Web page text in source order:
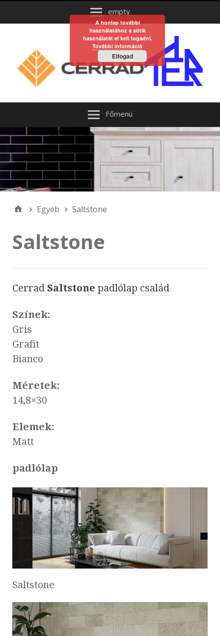
empty
Főmenü
Egyéb Saltstone
Saltstone
Cerrad Saltstone padlólap család
Színek:
Gris
Grafit
Bianco
Méretek:
14,8×30
Elemek:
Matt
padlólap
Saltstone
A honlap további
használatához a sütik
használatát el kell fogadni.
További információ
Elfogad